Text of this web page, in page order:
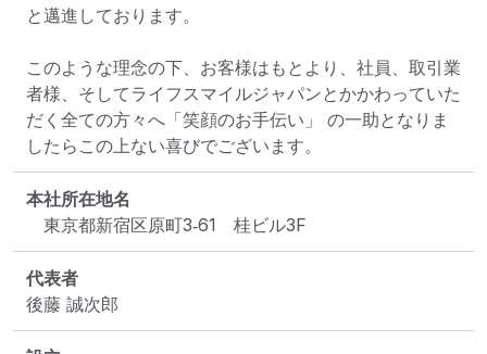
と邁進しております。
このような理念の下、お客様はもとより、社員、取引業
者様、そしてライフスマイルジャパンとかかわっていた
だく全ての方々へ「笑顔のお手伝い」 の一助となりま
したらこの上ない喜びでございます。
本社所在地名
東京都新宿区原町3‐61　桂ビル3F
代表者
後藤 誠次郎